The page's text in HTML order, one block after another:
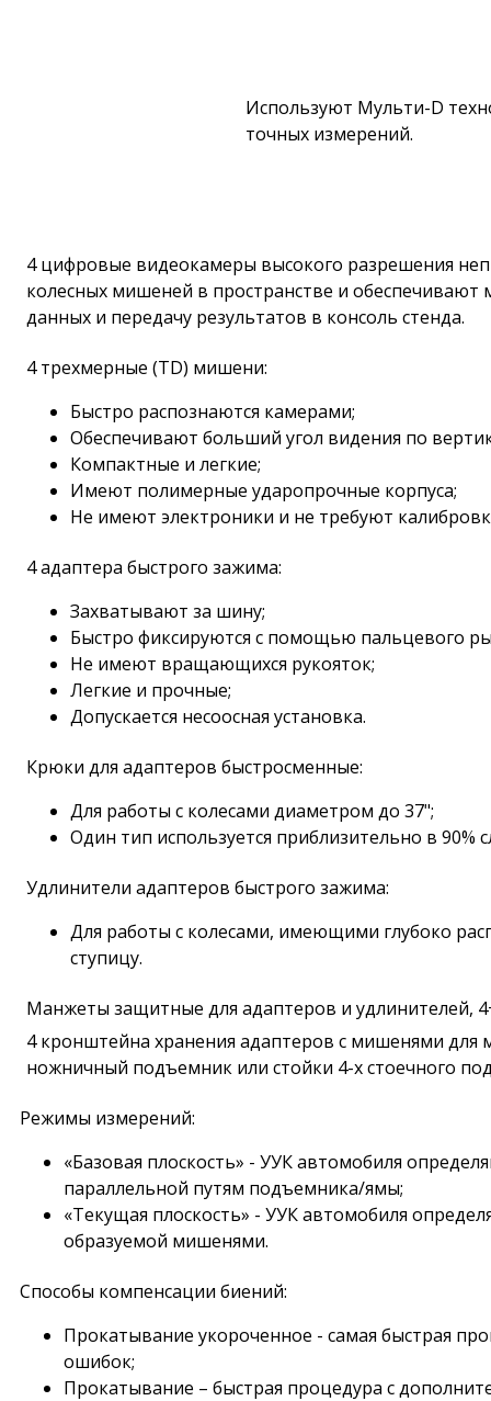
Используют Мульти-D
точных измерений.
4 цифровые видеокамеры высокого разрешения
колесных мишеней в пространстве и
данных и передачу результатов в консоль стенда.
4 трехмерные (TD) мишени:
Быстро распознаются камерами;
Обеспечивают больший угол видения по
Компактные и легкие;
Имеют полимерные ударопрочные корпуса;
Не имеют электроники и не требуют
4 адаптера быстрого зажима:
Захватывают за шину;
Быстро фиксируются с помощью пальцевого
Не имеют вращающихся рукояток;
Легкие и прочные;
Допускается несоосная установка.
Крюки для адаптеров быстросменные:
Для работы с колесами диаметром до 37";
Один тип используется приблизительно в 90%
Удлинители адаптеров быстрого зажима:
Для работы с колесами, имеющими глубоко
ступицу.
Манжеты защитные для адаптеров и удлинителей,
4 кронштейна хранения адаптеров с мишенями для
ножничный подъемник или стойки 4-х стоечного
Режимы измерений:
«Базовая плоскость» - УУК автомобиля
параллельной путям подъемника/ямы;
«Текущая плоскость» - УУК автомобиля
образуемой мишенями.
Способы компенсации биений:
Прокатывание укороченное - самая быстрая
ошибок;
Прокатывание – быстрая процедура с